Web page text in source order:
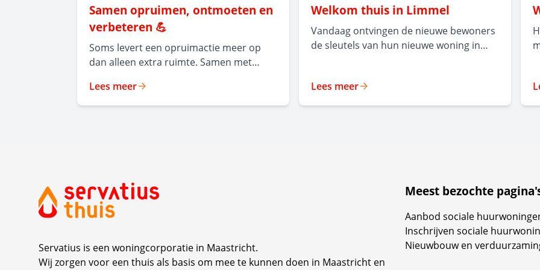
Samen opruimen, ontmoeten en
verbeteren 💪
Soms levert een opruimactie meer op
dan alleen extra ruimte. Samen met
Pierre Kerstenstraat en de
Voedingskanaalweg organiseerden we
slag. Mooi om te zien hoe bewoners
elkaar spontaan hielpen en met elkaar in
gesprek raakten. Tegelijkertijd was dit
wat bewoners belangrijk vinden in hun
woonomgeving en welke ideeën zij
Lees meer
Welkom thuis in Limmel
Vandaag ontvingen de nieuwe bewoners
de sleutels van hun nieuwe woning in
een mooie mijlpaal bereikt. Vanaf nu
kunnen de bewoners aan de slag met het
woonplezier in hun nieuwe appartement.
Lees meer
Servatius is een woningcorporatie in Maastricht.
Wij zorgen voor een thuis als basis om mee te kunnen doen in Maastricht en
Meest bezochte
Aanbod sociale
Inschrijven sociale
Nieuwbouw en